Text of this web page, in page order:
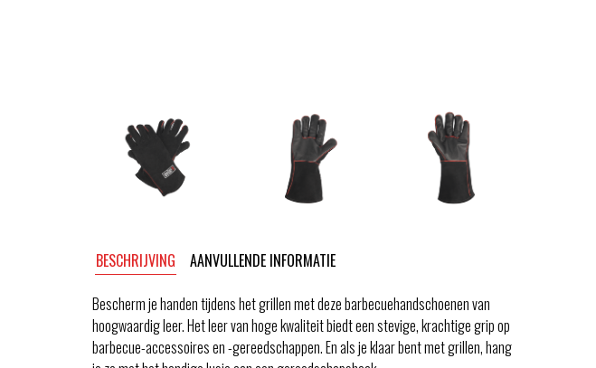
BESCHRIJVING
AANVULLENDE INFORMATIE
Bescherm je handen tijdens het grillen met deze barbecuehandschoenen van
hoogwaardig leer. Het leer van hoge kwaliteit biedt een stevige, krachtige grip op
barbecue-accessoires en -gereedschappen. En als je klaar bent met grillen, hang